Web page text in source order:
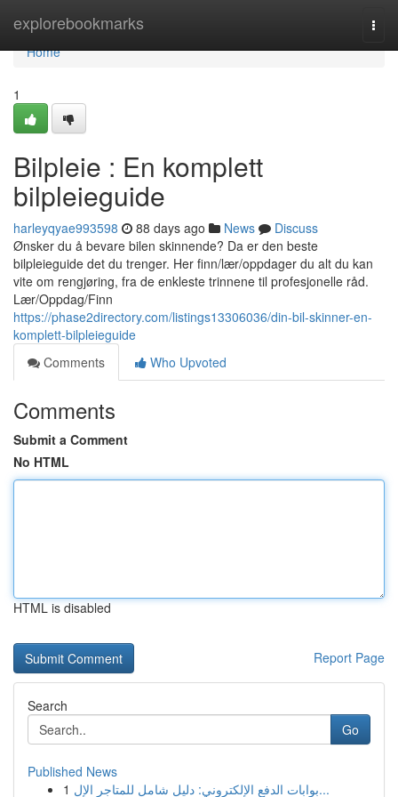
explorebookmarks
Home
Home
1
Bilpleie : En komplett
bilpleieguide
harleyqyae993598 88 days ago News
Discuss
Ønsker du å bevare bilen skinnende? Da er den beste
bilpleieguide det du trenger. Her finn/lær/oppdager du alt du kan
vite om rengjøring, fra de enkleste trinnene til profesjonelle råd.
Lær/Oppdag/Finn
https://phase2directory.com/listings13306036/din-bil-skinner-en-
komplett-bilpleieguide
Comments
Who Upvoted
Comments
Submit a Comment
No HTML
HTML is disabled
Report Page
Search
Go
Published News
1
بوابات الدفع الإلكتروني: دليل شامل للمتاجر الإل...